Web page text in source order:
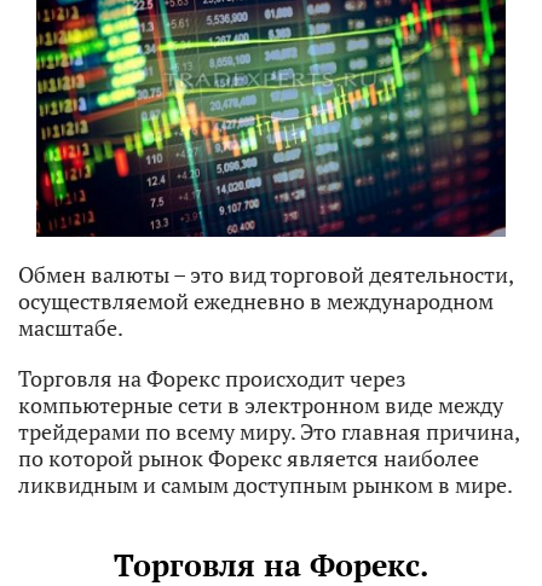
Обмен валюты – это вид торговой деятельности,
осуществляемой ежедневно в международном
масштабе.
Торговля на Форекс происходит через
компьютерные сети в электронном виде между
трейдерами по всему миру. Это главная причина,
по которой рынок Форекс является наиболее
ликвидным и самым доступным рынком в мире.
Торговля на Форекс.